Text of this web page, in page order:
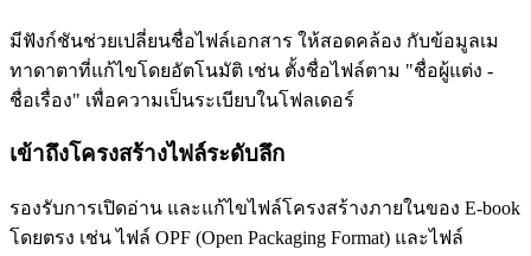
มีฟังก์ชันช่วยเปลี่ยนชื่อไฟล์เอกสาร ให้สอดคล้อง กับข้อมูลเม
ทาดาตาที่แก้ไขโดยอัตโนมัติ เช่น ตั้งชื่อไฟล์ตาม "ชื่อผู้แต่ง -
ชื่อเรื่อง" เพื่อความเป็นระเบียบในโฟลเดอร์
เข้าถึงโครงสร้างไฟล์ระดับลึก
รองรับการเปิดอ่าน และแก้ไขไฟล์โครงสร้างภายในของ E-book
โดยตรง เช่น ไฟล์ OPF (Open Packaging Format) และไฟล์